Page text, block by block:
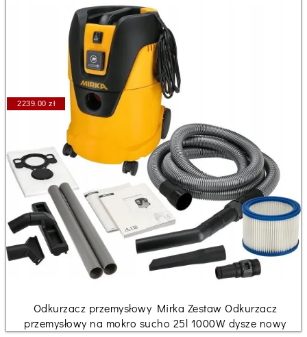
2239.00 zł
Odkurzacz przemysłowy Mirka Zestaw Odkurzacz
przemysłowy na mokro sucho 25l 1000W dysze nowy